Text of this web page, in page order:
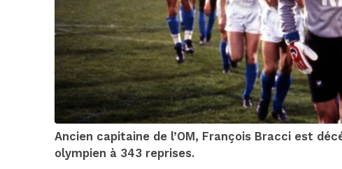
Ancien capitaine de l’OM, François Bracci est
olympien à 343 reprises.